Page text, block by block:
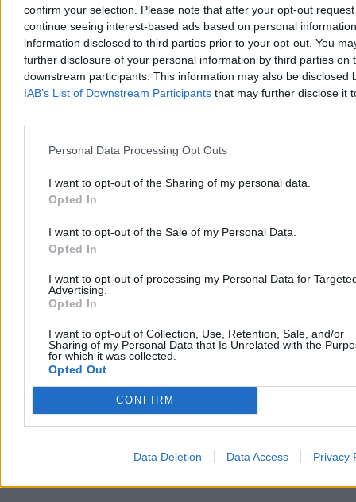
confirm your selection. Please note that after your opt-out
continue seeing interest-based ads based on personal
information disclosed to third parties prior to your opt-out. You
further disclosure of your personal information by third parties on
downstream participants. This information may also be disclosed
IAB’s List of Downstream Participants that may further disclose it
Personal Data Processing Opt Outs
I want to opt-out of the Sharing of my personal data.
Opted In
I want to opt-out of the Sale of my Personal Data.
Opted In
I want to opt-out of processing my Personal Data for
Advertising.
Opted In
I want to opt-out of Collection, Use, Retention, Sale, and/or
Sharing of my Personal Data that Is Unrelated with the
for which it was collected.
Opted Out
CONFIRM
Data Deletion Data Access Privacy
Prezydent zdecydował. Wśród ułaskawionych słynny „Staruch”
Trzaskowski przedstawił wyniki audytu w Szpitalu Południowym.
„Rekordowy dyżur to 110 godzin”
Znana psycholog zaatakowała Świątek. Odcinek podcastu zniknął z
sieci
11-latek na hulajnodze zginął pod kołami kombajnu. Nowe ustalenia
Reklama
Reklama